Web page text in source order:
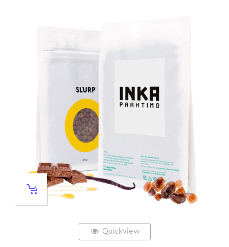
Quickview